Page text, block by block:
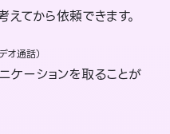
えてから依頼できます。
オ通話）
ケーションを取ることが